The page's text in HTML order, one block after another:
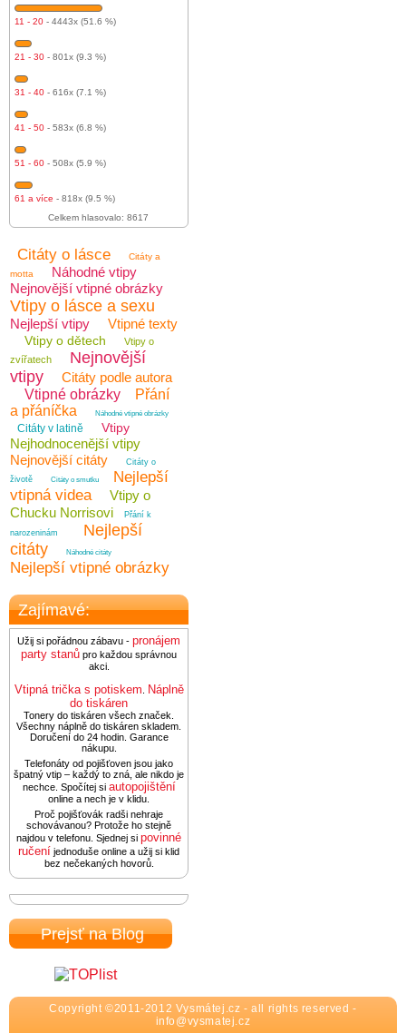
11 - 20 - 4443x (51.6 %)
21 - 30 - 801x (9.3 %)
31 - 40 - 616x (7.1 %)
41 - 50 - 583x (6.8 %)
51 - 60 - 508x (5.9 %)
61 a více - 818x (9.5 %)
Celkem hlasovalo: 8617
Citáty o lásce
Citáty a
motta
Náhodné vtipy
Nejnovější vtipné obrázky
Vtipy o lásce a sexu
Nejlepší vtipy Vtipné texty
Vtipy o dětech
Vtipy o
zvířatech
Nejnovější
vtipy
Citáty podle autora
Vtipné obrázky
Přání
a přáníčka
Náhodné vtipné obrázky
Citáty v latině Vtipy
Nejhodnocenější vtipy
Nejnovější citáty
Citáty o
životě
Citáty o smutku
Nejlepší
vtipná videa
Vtipy o
Chucku Norrisovi
Přání k
narozeninám
Nejlepší
citáty
Náhodné citáty
Nejlepší vtipné obrázky
Zajímavé:
Užij si pořádnou zábavu - pronájem
party stanů pro každou správnou
akci.
Vtipná trička s potiskem Náplně
do tiskáren
Tonery do tiskáren všech značek.
Všechny náplně do tiskáren skladem.
Doručení do 24 hodin. Garance
nákupu.
Telefonáty od pojišťoven jsou jako
špatný vtip – každý to zná, ale nikdo je
nechce. Spočítej si autopojištění
online a nech je v klidu.
Proč pojišťovák radši nehraje
schovávanou? Protože ho stejně
najdou v telefonu. Sjednej si povinné
ručení jednoduše online a užij si klid
bez nečekaných hovorů.
Prejsť na Blog
Copyright ©2011-2012 Vysmátej.cz - all rights reserved -
info@vysmatej.cz